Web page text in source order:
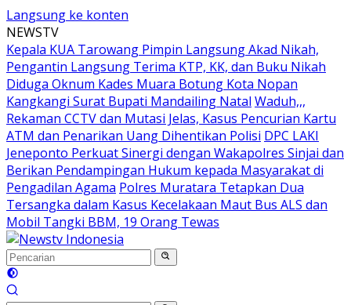
Langsung ke konten
NEWSTV
Kepala KUA Tarowang Pimpin Langsung Akad Nikah,
Pengantin Langsung Terima KTP, KK, dan Buku Nikah
Diduga Oknum Kades Muara Botung Kota Nopan
Kangkangi Surat Bupati Mandailing Natal Waduh,,,
Rekaman CCTV dan Mutasi Jelas, Kasus Pencurian Kartu
ATM dan Penarikan Uang Dihentikan Polisi DPC LAKI
Jeneponto Perkuat Sinergi dengan Wakapolres Sinjai dan
Berikan Pendampingan Hukum kepada Masyarakat di
Pengadilan Agama Polres Muratara Tetapkan Dua
Tersangka dalam Kasus Kecelakaan Maut Bus ALS dan
Mobil Tangki BBM, 19 Orang Tewas